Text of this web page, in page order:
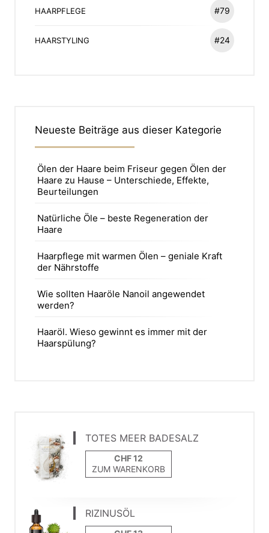
HAARPFLEGE #79
HAARSTYLING #24
Neueste Beiträge aus dieser Kategorie
Ölen der Haare beim Friseur gegen Ölen der
Haare zu Hause – Unterschiede, Effekte,
Beurteilungen
Natürliche Öle – beste Regeneration der
Haare
Haarpflege mit warmen Ölen – geniale Kraft
der Nährstoffe
Wie sollten Haaröle Nanoil angewendet
werden?
Haaröl. Wieso gewinnt es immer mit der
Haarspülung?
TOTES MEER BADESALZ
ZUM WARENKORB
RIZINUSÖL